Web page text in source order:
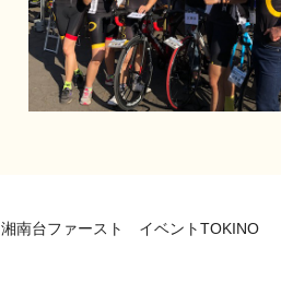
湘南台ファースト イベントTOKINO